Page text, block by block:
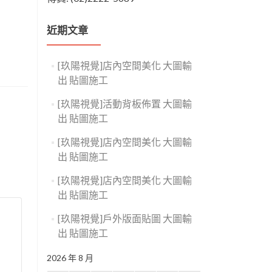
近期文章
[玖陽視覺]店內空間美化 大圖輸
出 貼圖施工
[玖陽視覺]活動背板佈置 大圖輸
出 貼圖施工
[玖陽視覺]店內空間美化 大圖輸
出 貼圖施工
[玖陽視覺]店內空間美化 大圖輸
出 貼圖施工
[玖陽視覺]戶外版面貼圖 大圖輸
出 貼圖施工
2026 年 8 月